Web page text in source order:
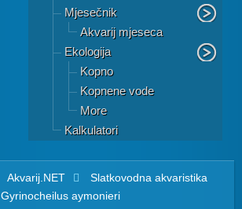
Mjesečnik
Akvarij mjeseca
Ekologija
Kopno
Kopnene vode
More
Kalkulatori
Akvarij.NET
Slatkovodna akvaristika
Gyrinocheilus aymonieri